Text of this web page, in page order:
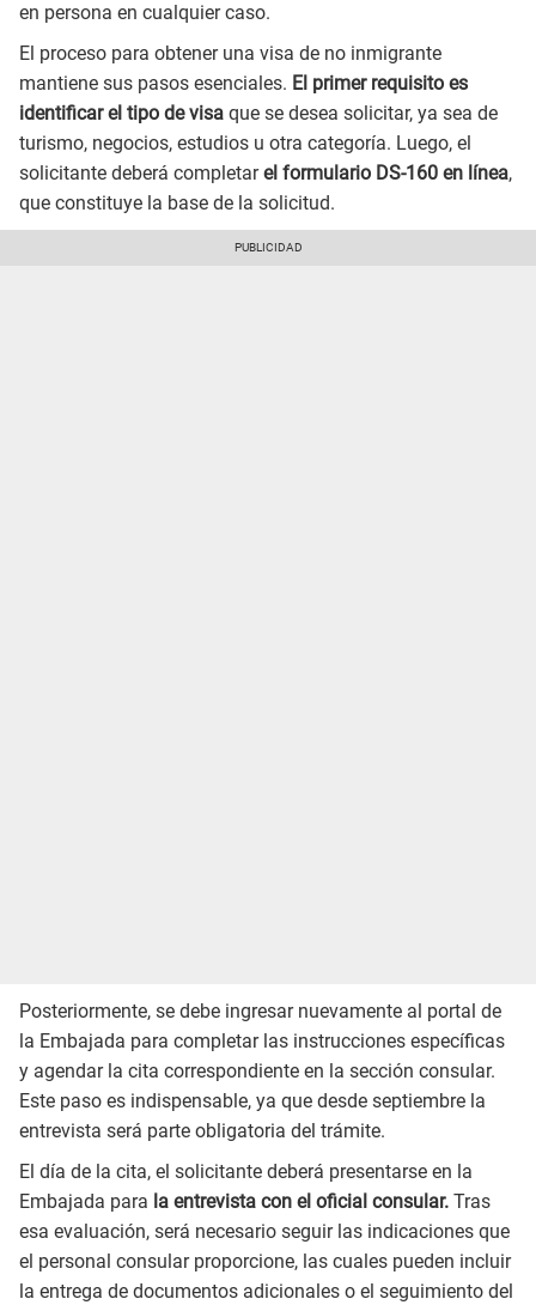
en persona en cualquier caso.
El proceso para obtener una visa de no inmigrante
mantiene sus pasos esenciales. El primer requisito es
identificar el tipo de visa que se desea solicitar, ya sea de
turismo, negocios, estudios u otra categoría. Luego, el
solicitante deberá completarel formulario DS-160 en línea,
que constituye la base de la solicitud.
Posteriormente, se debe ingresar nuevamente al portal de
la Embajada para completar las instrucciones específicas
y agendar la cita correspondiente en la sección consular.
Este paso es indispensable, ya que desde septiembre la
entrevista será parte obligatoria del trámite.
El día de la cita, el solicitante deberá presentarse en la
Embajada para la entrevista con el oficial consular. Tras
esa evaluación, será necesario seguir las indicaciones que
el personal consular proporcione, las cuales pueden incluir
la entrega de documentos adicionales o el seguimiento del